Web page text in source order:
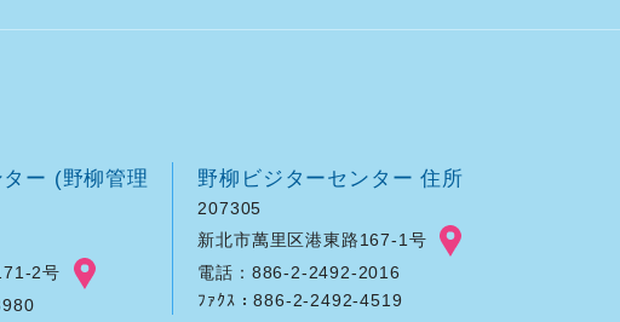
ー (野柳管理
2号
野柳ビジターセンター 住所
207305
新北市萬里区港東路167-1号
電話：886-2-2492-2016
ﾌｧｸｽ：886-2-2492-4519